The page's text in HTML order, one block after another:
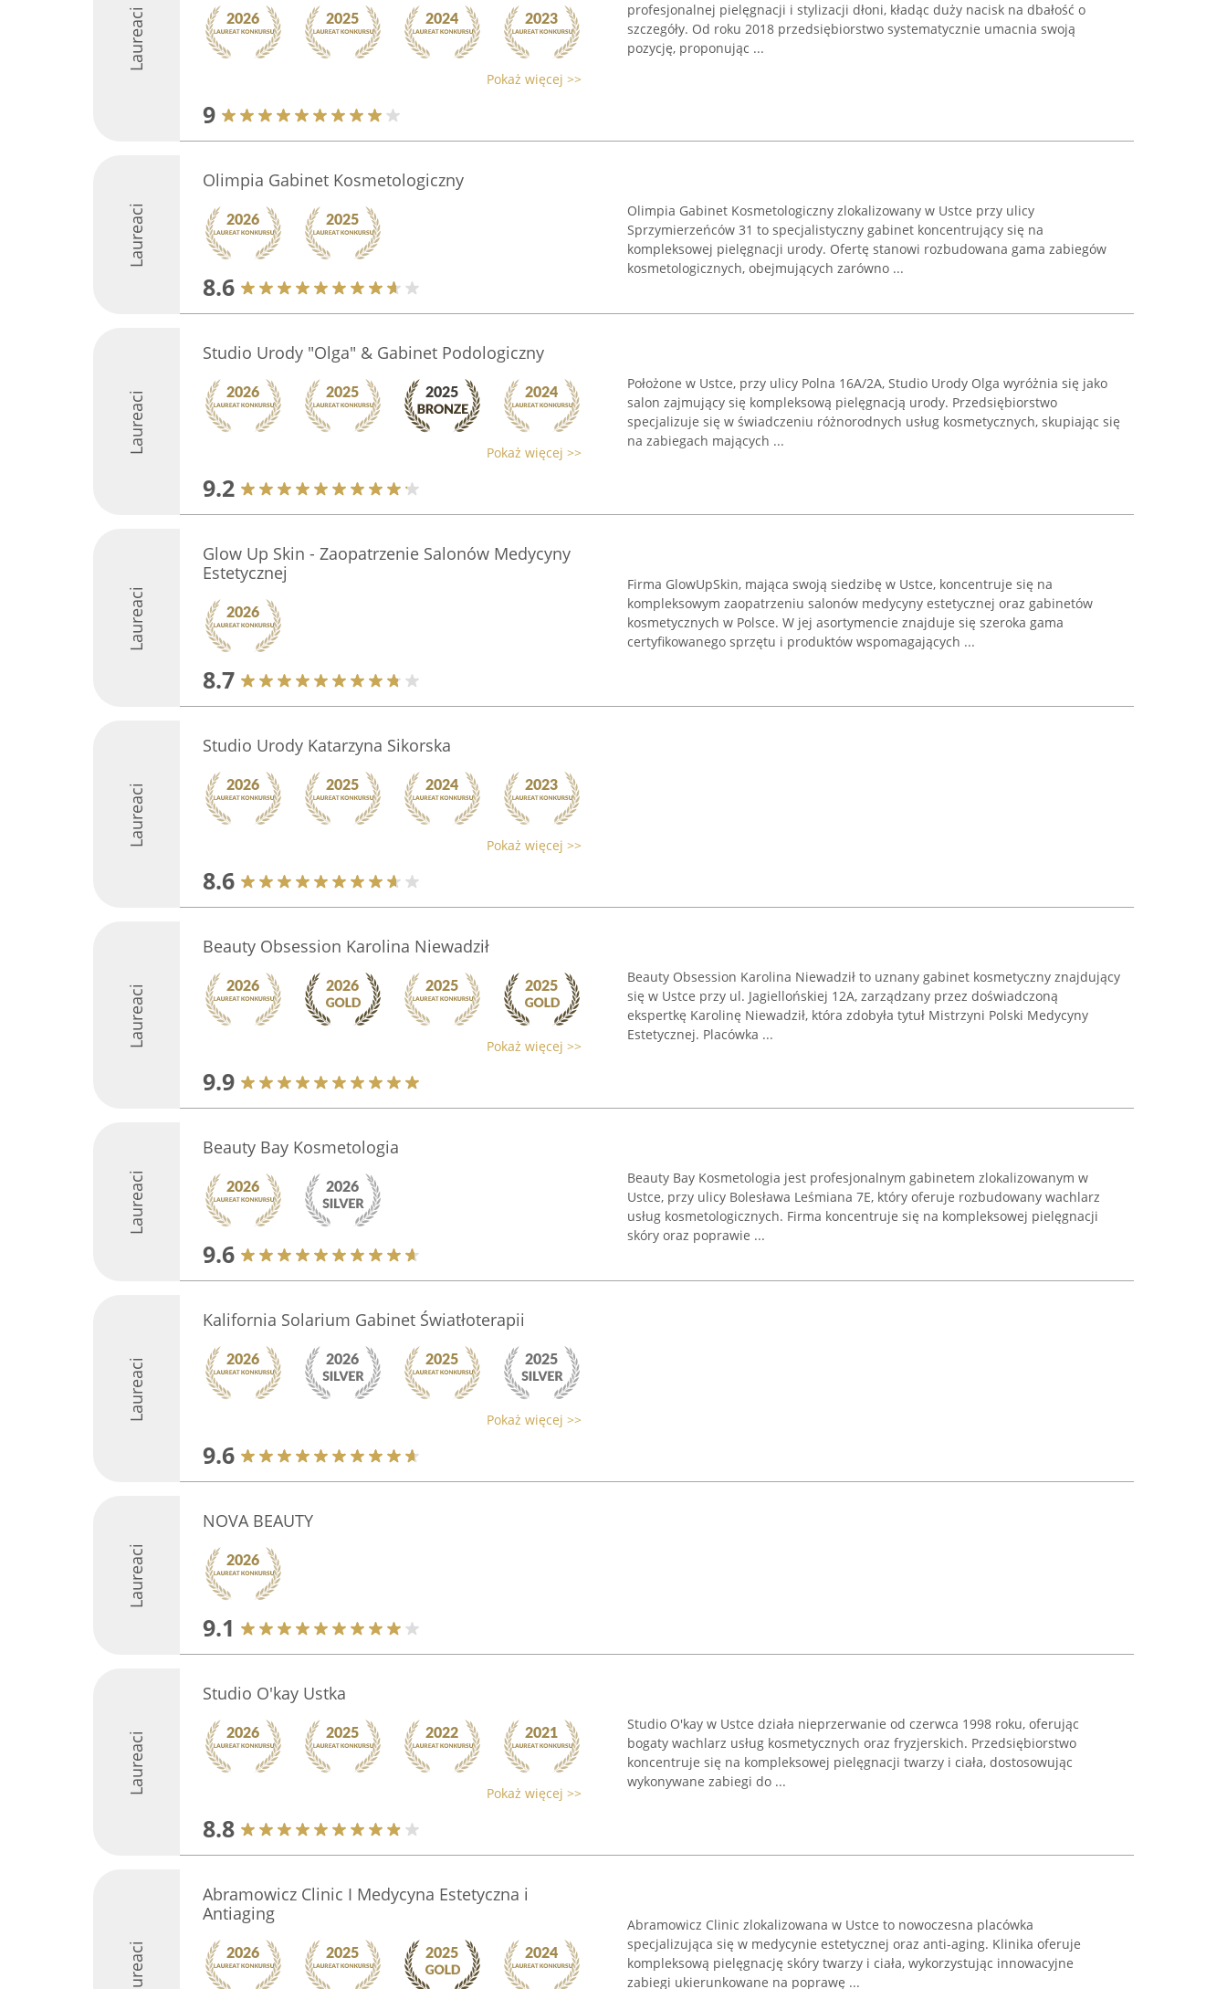
Laureaci
Pokaż więcej >>
9
profesjonalnej pielęgnacji i stylizacji dłoni, kładąc duży nacisk na dbałość o
szczegóły. Od roku 2018 przedsiębiorstwo systematycznie umacnia swoją
pozycję, proponując ...
Laureaci
Olimpia Gabinet Kosmetologiczny
8.6
Olimpia Gabinet Kosmetologiczny zlokalizowany w Ustce przy ulicy
Sprzymierzeńców 31 to specjalistyczny gabinet koncentrujący się na
kompleksowej pielęgnacji urody. Ofertę stanowi rozbudowana gama zabiegów
kosmetologicznych, obejmujących zarówno ...
Laureaci
Studio Urody "Olga" & Gabinet Podologiczny
Pokaż więcej >>
9.2
Położone w Ustce, przy ulicy Polna 16A/2A, Studio Urody Olga wyróżnia się jako
salon zajmujący się kompleksową pielęgnacją urody. Przedsiębiorstwo
specjalizuje się w świadczeniu różnorodnych usług kosmetycznych, skupiając się
na zabiegach mających ...
Laureaci
Glow Up Skin - Zaopatrzenie Salonów Medycyny
Estetycznej
8.7
Firma GlowUpSkin, mająca swoją siedzibę w Ustce, koncentruje się na
kompleksowym zaopatrzeniu salonów medycyny estetycznej oraz gabinetów
kosmetycznych w Polsce. W jej asortymencie znajduje się szeroka gama
certyfikowanego sprzętu i produktów wspomagających ...
Laureaci
Studio Urody Katarzyna Sikorska
Pokaż więcej >>
8.6
Laureaci
Beauty Obsession Karolina Niewadził
Pokaż więcej >>
9.9
Beauty Obsession Karolina Niewadził to uznany gabinet kosmetyczny znajdujący
się w Ustce przy ul. Jagiellońskiej 12A, zarządzany przez doświadczoną
ekspertkę Karolinę Niewadził, która zdobyła tytuł Mistrzyni Polski Medycyny
Estetycznej. Placówka ...
Laureaci
Beauty Bay Kosmetologia
9.6
Beauty Bay Kosmetologia jest profesjonalnym gabinetem zlokalizowanym w
Ustce, przy ulicy Bolesława Leśmiana 7E, który oferuje rozbudowany wachlarz
usług kosmetologicznych. Firma koncentruje się na kompleksowej pielęgnacji
skóry oraz poprawie ...
Laureaci
Kalifornia Solarium Gabinet Światłoterapii
Pokaż więcej >>
9.6
Laureaci
NOVA BEAUTY
9.1
Laureaci
Studio O'kay Ustka
Pokaż więcej >>
8.8
Studio O'kay w Ustce działa nieprzerwanie od czerwca 1998 roku, oferując
bogaty wachlarz usług kosmetycznych oraz fryzjerskich. Przedsiębiorstwo
koncentruje się na kompleksowej pielęgnacji twarzy i ciała, dostosowując
wykonywane zabiegi do ...
Laureaci
Abramowicz Clinic I Medycyna Estetyczna i
Antiaging
Abramowicz Clinic zlokalizowana w Ustce to nowoczesna placówka
specjalizująca się w medycynie estetycznej oraz anti-aging. Klinika oferuje
kompleksową pielęgnację skóry twarzy i ciała, wykorzystując innowacyjne
zabiegi ukierunkowane na poprawę ...